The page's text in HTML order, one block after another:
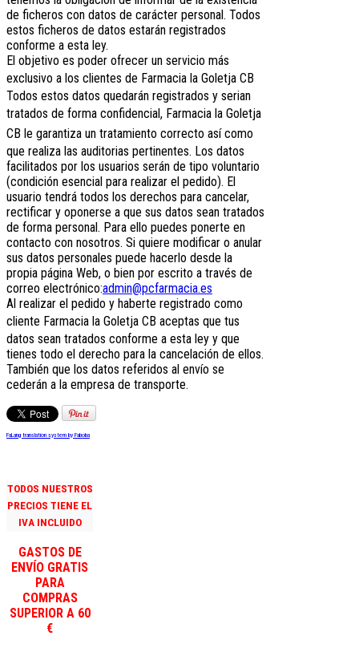
de ficheros con datos de carácter personal. Todos
estos ficheros de datos estarán registrados
conforme a esta ley.
El objetivo es poder ofrecer un servicio más
exclusivo a los clientes de Farmacia la Goletja CB
Todos estos datos quedarán registrados y serian
tratados de forma confidencial, Farmacia la Goletja
CB le garantiza un tratamiento correcto así como
que realiza las auditorias pertinentes. Los datos
facilitados por los usuarios serán de tipo voluntario
(condición esencial para realizar el pedido). El
usuario tendrá todos los derechos para cancelar,
rectificar y oponerse a que sus datos sean tratados
de forma personal. Para ello puedes ponerte en
contacto con nosotros. Si quiere modificar o anular
sus datos personales puede hacerlo desde la
propia página Web, o bien por escrito a través de
correo electrónico:admin@pcfarmacia.es
Al realizar el pedido y haberte registrado como
cliente Farmacia la Goletja CB aceptas que tus
datos sean tratados conforme a esta ley y que
tienes todo el derecho para la cancelación de ellos.
También que los datos referidos al envío se
cederán a la empresa de transporte.
FaLang translation system by Faboba
TODOS NUESTROS
PRECIOS TIENE EL
IVA INCLUIDO
GASTOS DE
ENVÍO GRATIS
PARA
COMPRAS
SUPERIOR A 60
€